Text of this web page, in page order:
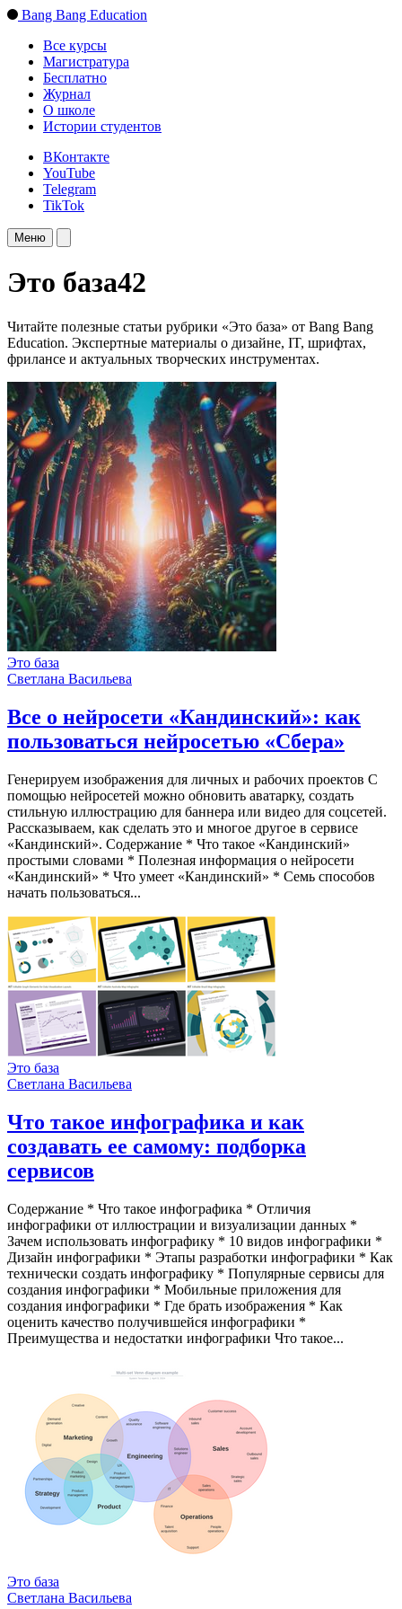
Bang Bang Education
Все курсы
Магистратура
Бесплатно
Журнал
О школе
Истории студентов
ВКонтакте
YouTube
Telegram
TikTok
Меню
Это база42
Читайте полезные статьи рубрики «Это база» от Bang Bang
Education. Экспертные материалы о дизайне, IT, шрифтах,
фрилансе и актуальных творческих инструментах.
Это база
Светлана Васильева
Все о нейросети «Кандинский»: как
пользоваться нейросетью «Сбера»
Генерируем изображения для личных и рабочих проектов С
помощью нейросетей можно обновить аватарку, создать
стильную иллюстрацию для баннера или видео для соцсетей.
Рассказываем, как сделать это и многое другое в сервисе
«Кандинский». Содержание * Что такое «Кандинский»
простыми словами * Полезная информация о нейросети
«Кандинский» * Что умеет «Кандинский» * Семь способов
начать пользоваться...
Это база
Светлана Васильева
Что такое инфографика и как
создавать ее самому: подборка
сервисов
Содержание * Что такое инфографика * Отличия
инфографики от иллюстрации и визуализации данных *
Зачем использовать инфографику * 10 видов инфографики *
Дизайн инфографики * Этапы разработки инфографики * Как
технически создать инфографику * Популярные сервисы для
создания инфографики * Мобильные приложения для
создания инфографики * Где брать изображения * Как
оценить качество получившейся инфографики *
Преимущества и недостатки инфографики Что такое...
Это база
Светлана Васильева